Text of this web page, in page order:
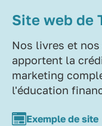
Site web de
Nos livres et
apportent la
marketing
l'éducation
Exemple de site